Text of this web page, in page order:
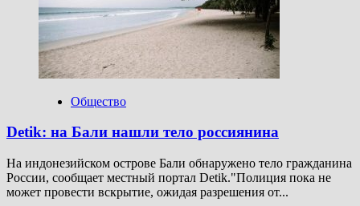
турнира
в
СОШ
№
4
в
селе
Средний
Егорлык
Общество
Detik: на Бали нашли тело россиянина
На индонезийском острове Бали обнаружено тело гражданина
России, сообщает местный портал Detik."Полиция пока не
может провести вскрытие, ожидая разрешения от...